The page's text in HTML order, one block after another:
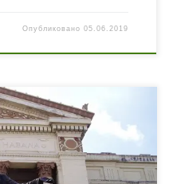
Опубликовано05.06.2019
и реверансов.
бизнес-классе одной
и рассуждал.